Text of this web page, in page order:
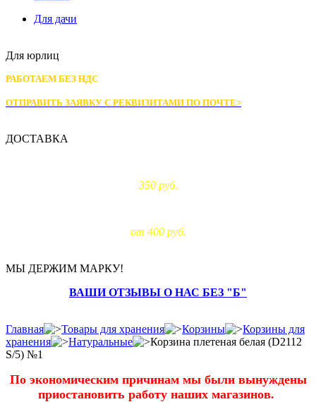
Для дачи
Для юрлиц
РАБОТАЕМ БЕЗ НДС
ОТПРАВИТЬ ЗАЯВКУ С РЕКВИЗИТАМИ ПО ПОЧТЕ>
ДОСТАВКА
350 руб.
от 400 руб.
МЫ ДЕРЖИМ МАРКУ!
ВАШИ ОТЗЫВЫ О НАС БЕЗ "Б"
Главная Товары для хранения Корзины
Корзины для
хранения
Натуральные
Корзина плетеная белая (D2112
S/5) №1
По экономическим причинам мы были вынуждены
приостановить работу наших магазинов.